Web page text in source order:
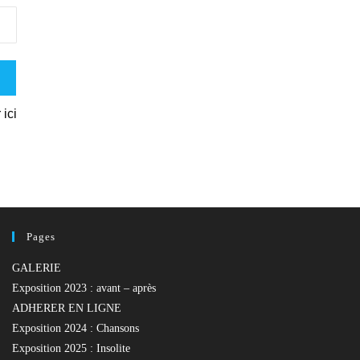
ici
Pages
GALERIE
Exposition 2023 : avant – après
ADHERER EN LIGNE
Exposition 2024 : Chansons
Exposition 2025 : Insolite